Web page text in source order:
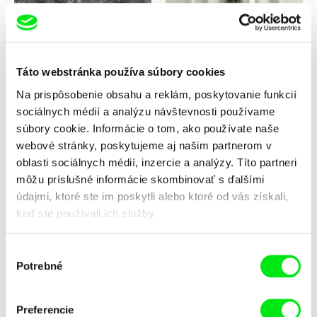
Táto webstránka používa súbory cookies
Na prispôsobenie obsahu a reklám, poskytovanie funkcií
sociálnych médií a analýzu návštevnosti používame
súbory cookie. Informácie o tom, ako používate naše
webové stránky, poskytujeme aj našim partnerom v
oblasti sociálnych médií, inzercie a analýzy. Títo partneri
môžu príslušné informácie skombinovať s ďalšími
údajmi, ktoré ste im poskytli alebo ktoré od vás získali,
keď ste používali ich služby.
súhlasu
Potrebné
Preferencie
Dorota Vlnová
Po nás potopa
Andrea Kalinová
Po sezóne
Martin Mareček